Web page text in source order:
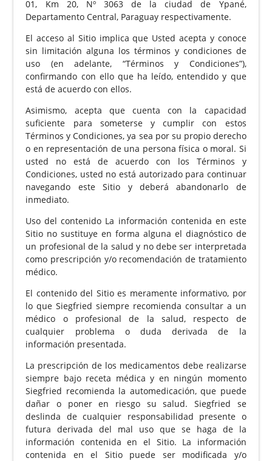
01, Km 20, Nº 3063 de la ciudad de Ypané,
Departamento Central, Paraguay respectivamente.
El acceso al Sitio implica que Usted acepta y conoce
sin limitación alguna los términos y condiciones de
uso (en adelante, “Términos y Condiciones”),
confirmando con ello que ha leído, entendido y que
está de acuerdo con ellos.
Asimismo, acepta que cuenta con la capacidad
suficiente para someterse y cumplir con estos
Términos y Condiciones, ya sea por su propio derecho
o en representación de una persona física o moral. Si
usted no está de acuerdo con los Términos y
Condiciones, usted no está autorizado para continuar
navegando este Sitio y deberá abandonarlo de
inmediato.
Uso del contenido La información contenida en este
Sitio no sustituye en forma alguna el diagnóstico de
un profesional de la salud y no debe ser interpretada
como prescripción y/o recomendación de tratamiento
médico.
El contenido del Sitio es meramente informativo, por
lo que Siegfried siempre recomienda consultar a un
médico o profesional de la salud, respecto de
cualquier problema o duda derivada de la
información presentada.
La prescripción de los medicamentos debe realizarse
siempre bajo receta médica y en ningún momento
Siegfried recomienda la automedicación, que puede
dañar o poner en riesgo su salud. Siegfried se
deslinda de cualquier responsabilidad presente o
futura derivada del mal uso que se haga de la
información contenida en el Sitio. La información
contenida en el Sitio puede ser modificada y/o